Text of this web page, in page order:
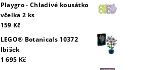
Playgro - Chladivé kousátko
včelka 2 ks
159 Kč
LEGO® Botanicals 10372
Ibišek
1 695 Kč